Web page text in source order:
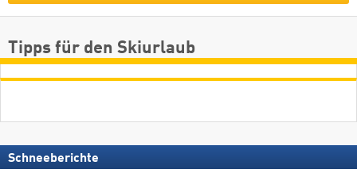
Tipps für den Skiurlaub
Schneeberichte